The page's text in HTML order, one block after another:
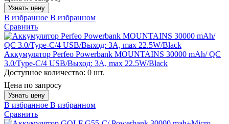
Узнать цену
В избранное В избранном
Сравнить
Аккумулятор Perfeo Powerbank MOUNTAINS 30000 mAh/ QC
3.0/Type-C/4 USB/Выход: 3A, max 22.5W/Black
Доступное количество: 0 шт.
Цена по запросу
Узнать цену
В избранное В избранном
Сравнить